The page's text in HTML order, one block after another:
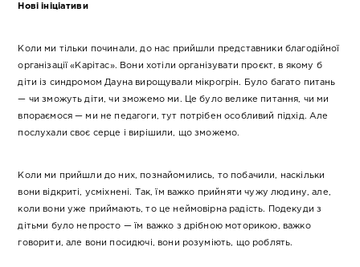
Нові ініціативи
Коли ми тільки починали, до нас прийшли представники благодійної
організації «Карітас». Вони хотіли організувати проєкт, в якому б
діти із синдромом Дауна вирощували мікрогрін. Було багато питань
— чи зможуть діти, чи зможемо ми. Це було велике питання, чи ми
впораємося — ми не педагоги, тут потрібен особливий підхід. Але
послухали своє серце і вирішили, що зможемо.
Коли ми прийшли до них, познайомились, то побачили, наскільки
вони відкриті, усміхнені. Так, їм важко прийняти чужу людину, але,
коли вони уже приймають, то це неймовірна радість. Подекуди з
дітьми було непросто — їм важко з дрібною моторикою, важко
говорити, але вони посидючі, вони розуміють, що роблять.